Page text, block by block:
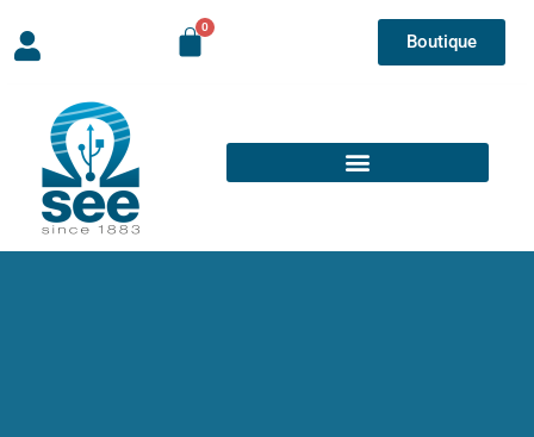
Boutique